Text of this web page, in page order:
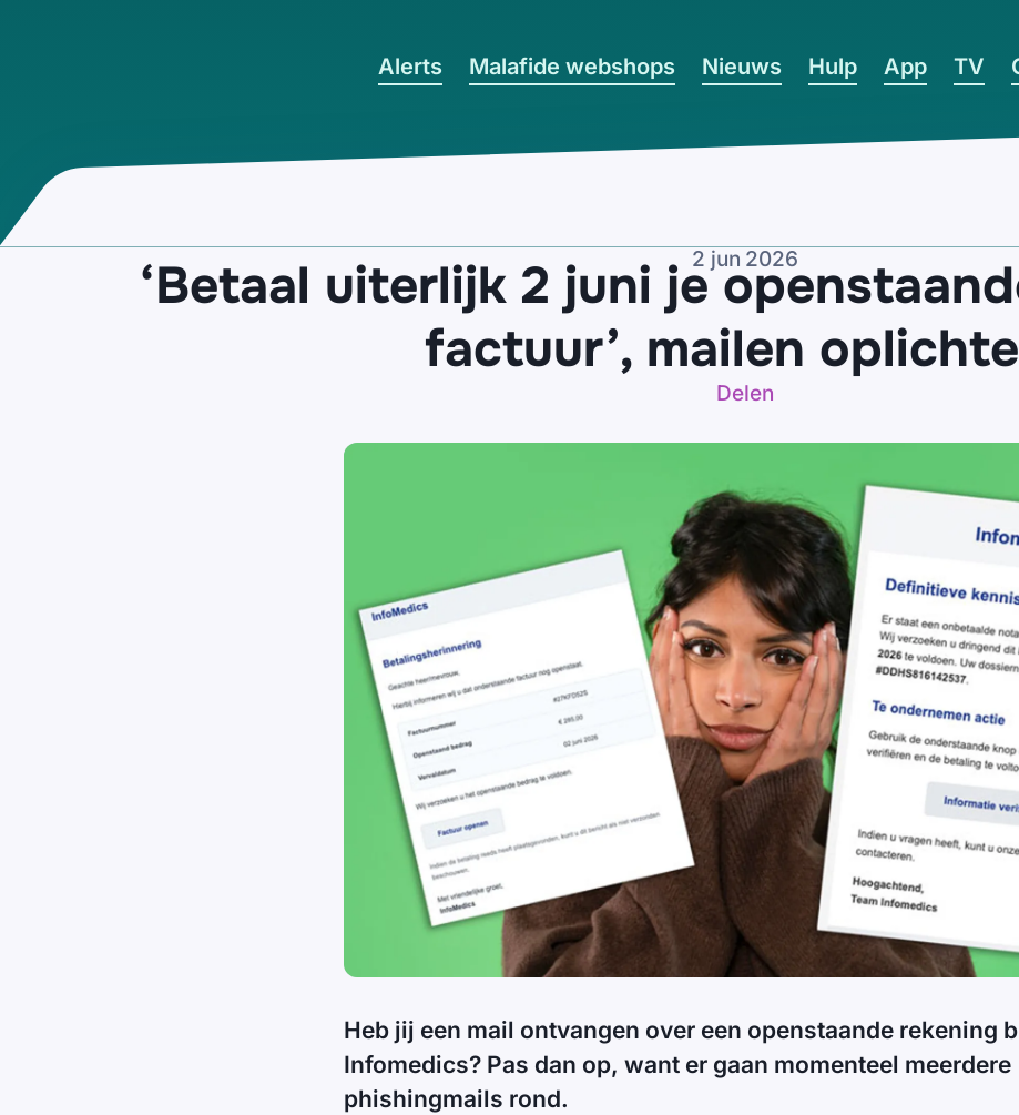
Alerts Malafide webshops Nieuws Hulp App TV
2 jun 2026
‘Betaal uiterlijk 2 juni je
factuur’, mailen
Delen
Heb jij een mail ontvangen over een openstaande rekening
Infomedics? Pas dan op, want er gaan momenteel meerdere
phishingmails rond.